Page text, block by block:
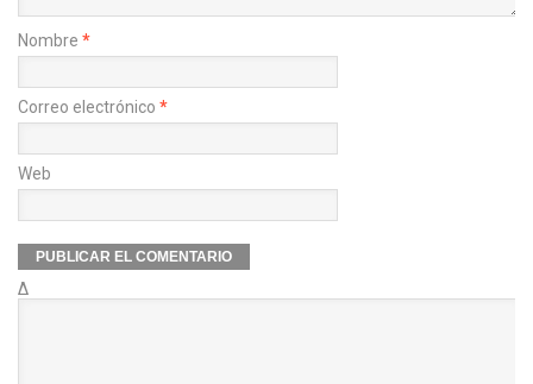
Nombre *
Correo electrónico *
Web
Δ